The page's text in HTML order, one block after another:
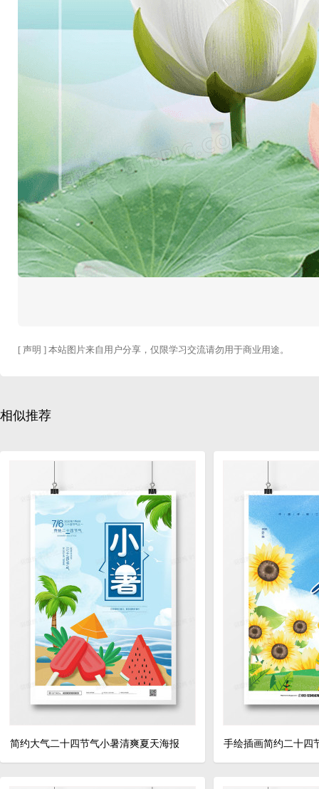
[ 声明 ] 本站图片来自用户分享，仅限学习交流请勿用于商业用途。
相似推荐
简约大气二十四节气小暑清爽夏天海报